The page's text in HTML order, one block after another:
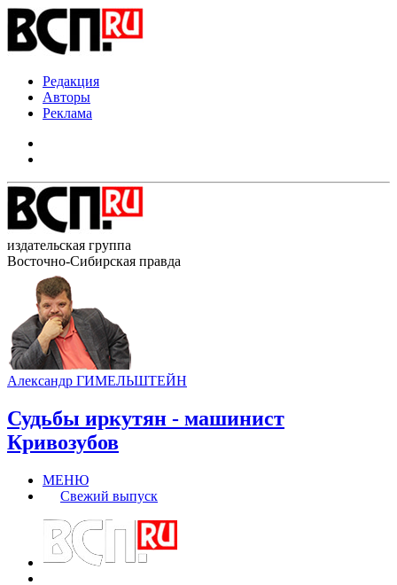
Редакция
Авторы
Реклама
издательская группа
Восточно-Сибирская правда
Александр ГИМЕЛЬШТЕЙН
Судьбы иркутян - машинист
Кривозубов
МЕНЮ
Свежий выпуск